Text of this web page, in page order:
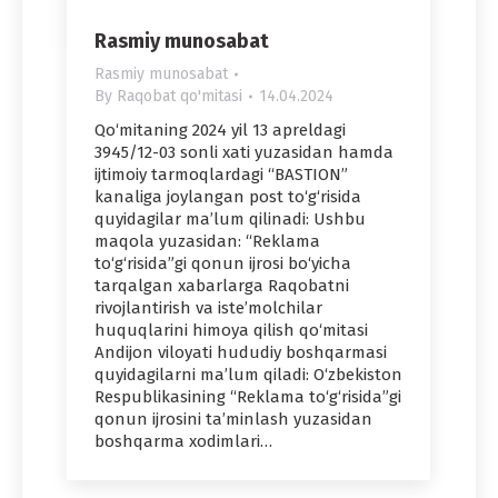
Rasmiy munosabat
Rasmiy munosabat
By Raqobat qo'mitasi 14.04.2024
Qo‘mitaning 2024 yil 13 apreldagi
3945/12-03 sonli xati yuzasidan hamda
ijtimoiy tarmoqlardagi “BASTION”
kanaliga joylangan post to‘g‘risida
quyidagilar ma’lum qilinadi: Ushbu
maqola yuzasidan: “Reklama
to‘g‘risida”gi qonun ijrosi bo‘yicha
tarqalgan xabarlarga Raqobatni
rivojlantirish va iste’molchilar
huquqlarini himoya qilish qo‘mitasi
Andijon viloyati hududiy boshqarmasi
quyidagilarni ma’lum qiladi: O‘zbekiston
Respublikasining “Reklama to‘g‘risida”gi
qonun ijrosini ta’minlash yuzasidan
boshqarma xodimlari…